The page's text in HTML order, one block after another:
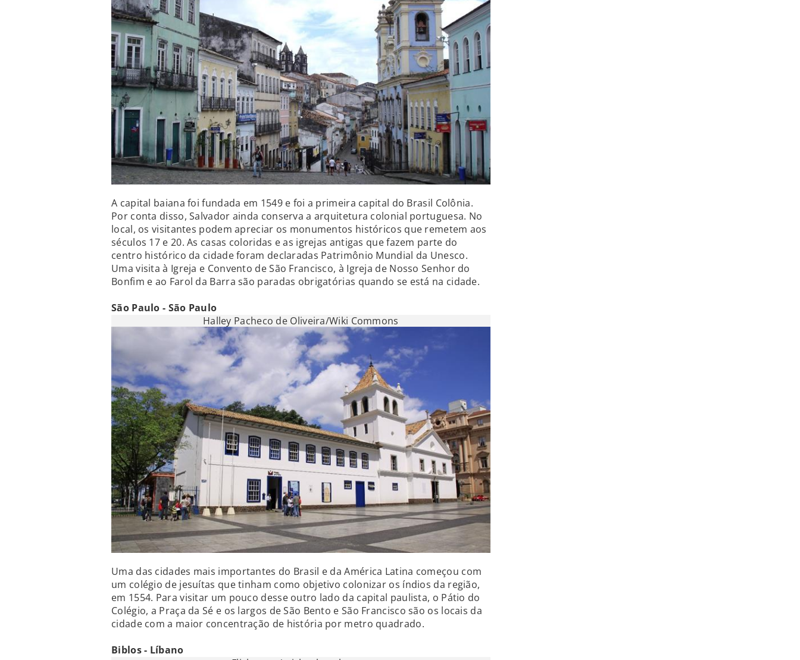
A capital baiana foi fundada em 1549 e foi a primeira capital do Brasil Colônia.
Por conta disso, Salvador ainda conserva a arquitetura colonial portuguesa. No
local, os visitantes podem apreciar os monumentos históricos que remetem aos
séculos 17 e 20. As casas coloridas e as igrejas antigas que fazem parte do
centro histórico da cidade foram declaradas Patrimônio Mundial da Unesco.
Uma visita à Igreja e Convento de São Francisco, à Igreja de Nosso Senhor do
Bonfim e ao Farol da Barra são paradas obrigatórias quando se está na cidade.
São Paulo - São Paulo
Halley Pacheco de Oliveira/Wiki Commons
Uma das cidades mais importantes do Brasil e da América Latina começou com
um colégio de jesuítas que tinham como objetivo colonizar os índios da região,
em 1554. Para visitar um pouco desse outro lado da capital paulista, o Pátio do
Colégio, a Praça da Sé e os largos de São Bento e São Francisco são os locais da
cidade com a maior concentração de história por metro quadrado.
Biblos - Líbano